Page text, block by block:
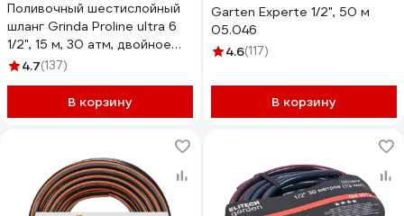
Поливочный шестислойный
шланг Grinda Proline ultra 6
1/2", 15 м, 30 атм, двойное
армирование 429009-1/2-15
4.7(137)
В корзину
Garten Experte 1/2", 50 м
05.046
4.6(117)
В корзину